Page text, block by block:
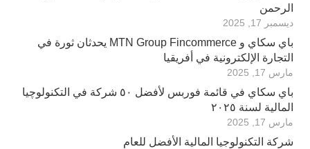
الرحمن
ديسمبر 17, 2025
باي سكاي و MTN Group Fincommerce يحدثان ثورة في
التجارة الإلكترونية في أفريقيا
مارس 17, 2025
باي سكاي في قائمة فوربس لأفضل ٥٠ شركة في التكنولوچيا
المالية لسنة ٢٠٢٥
مارس 17, 2025
شركة التكنولوجيا المالية الأفضل للعام